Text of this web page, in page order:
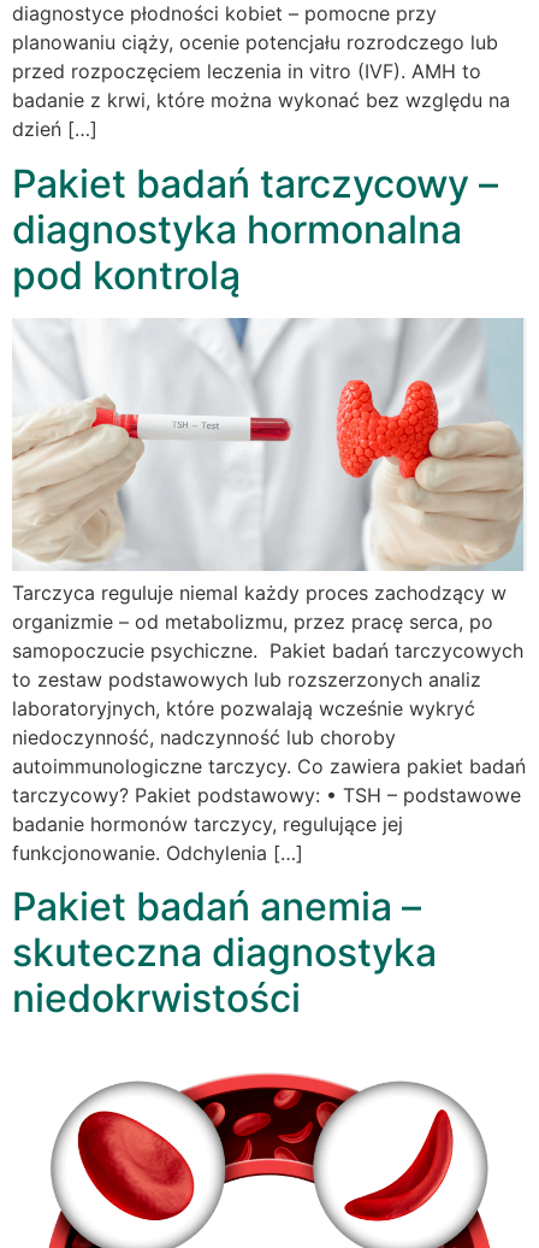
diagnostyce płodności kobiet – pomocne przy
planowaniu ciąży, ocenie potencjału rozrodczego lub
przed rozpoczęciem leczenia in vitro (IVF). AMH to
badanie z krwi, które można wykonać bez względu na
dzień […]
Pakiet badań tarczycowy –
diagnostyka hormonalna
pod kontrolą
Tarczyca reguluje niemal każdy proces zachodzący w
organizmie – od metabolizmu, przez pracę serca, po
samopoczucie psychiczne. Pakiet badań tarczycowych
to zestaw podstawowych lub rozszerzonych analiz
laboratoryjnych, które pozwalają wcześnie wykryć
niedoczynność, nadczynność lub choroby
autoimmunologiczne tarczycy. Co zawiera pakiet badań
tarczycowy? Pakiet podstawowy: • TSH – podstawowe
badanie hormonów tarczycy, regulujące jej
funkcjonowanie. Odchylenia […]
Pakiet badań anemia –
skuteczna diagnostyka
niedokrwistości